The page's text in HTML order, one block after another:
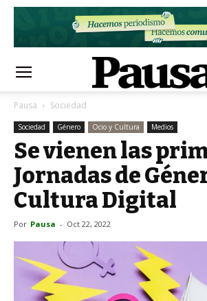
Pausa Sociedad
Sociedad Género Ocio y Cultura Medios
Se vienen las
Jornadas de
Cultura Digital
Por Pausa - Oct 22, 2022